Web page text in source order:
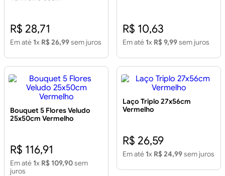
R$ 28,71
Em até 1x R$ 26,99sem juros
R$ 10,63
Em até 1x R$ 9,99sem juros
Bouquet 5 Flores Veludo
25x50cm Vermelho
R$ 116,91
Em até 1x R$ 109,90sem
juros
Laço Triplo 27x56cm
Vermelho
R$ 26,59
Em até 1x R$ 24,99sem juros